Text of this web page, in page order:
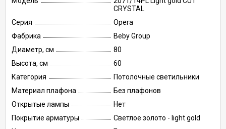
CRYSTAL
Серия
Opera
Фабрика
Beby Group
Диаметр, см
80
Высота, см
60
Категория
Потолочные светильники
Материал плафона
Без плафонов
Открытые лампы
Нет
Покрытие арматуры
Светлое золото - light gold